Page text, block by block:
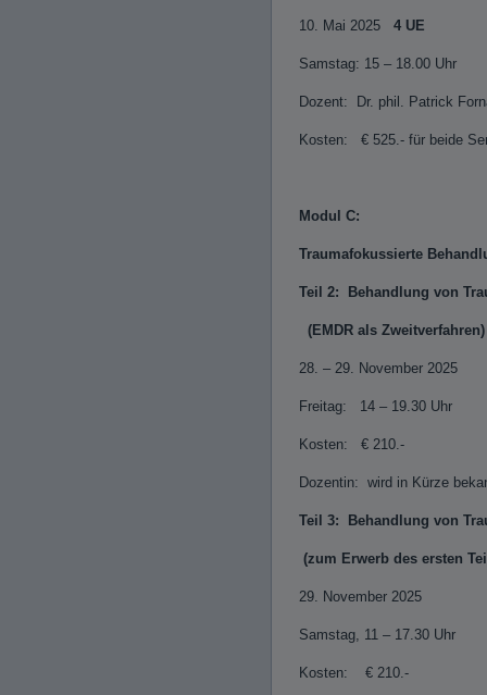
10. Mai 2025 4 UE
Samstag: 15 – 18.00 Uhr
Dozent: Dr. phil. Patrick
Kosten: € 525.- für beide
Modul C:
Traumafokussierte
Teil 2: Behandlung von
(EMDR als
28. – 29. November 2025
Freitag: 14 – 19.30
Kosten: € 210.-
Dozentin: wird in Kürze
Teil 3: Behandlung von
(zum Erwerb des ersten
29. November 2025
Samstag, 11 – 17.30 Uhr
Kosten: € 210.-